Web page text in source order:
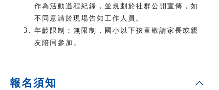
作為活動過程紀錄，並規劃於社群公開宣傳，如
不同意請於現場告知工作人員。
年齡限制：無限制，國小以下孩童敬請家長或親
友陪同參加。
報名須知